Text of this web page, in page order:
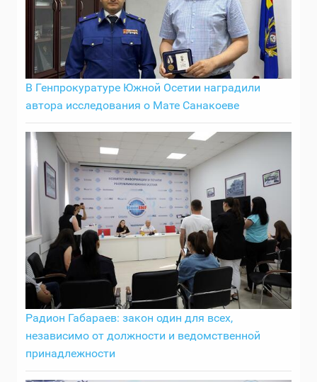
В Генпрокуратуре Южной Осетии наградили
автора исследования о Мате Санакоеве
Радион Габараев: закон один для всех,
независимо от должности и ведомственной
принадлежности